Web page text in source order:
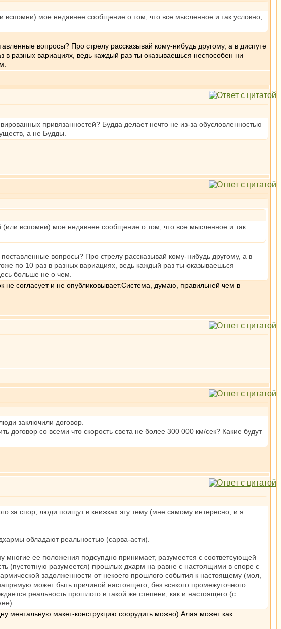
вспомни) мое недавнее сообщение о том, что все мысленное и так условно,
вопросы? Про стрелу рассказывай кому-нибудь другому, а в диспуте
в разных вариациях, ведь каждый раз ты оказываешься неспособен ни
привязанностей? Будда делает нечто не из-за обусловленностью
а не Будды.
(или вспомни) мое недавнее сообщение о том, что все мысленное и так
вопросы? Про стрелу рассказывай кому-нибудь другому, а в
по 10 раз в разных вариациях, ведь каждый раз ты оказываешься
больше не о чем.
согласует и не опубликовывает.Система, думаю, правильней чем в
заключили договор.
со всеми что скорость света не более 300 000 км/сек? Какие будут
за спор, люди поищут в книжках эту тему (мне самому интересно, и я
обладают реальностью (сарва-асти).
многие ее положения подсупдно принимает, разумеется с соответсующей
(пустотную разумеется) прошлых дхарм на равне с настоящими в споре с
задолженности от некоего прошлого события к настоящему (мол,
может быть причиной настоящего, без всякого промежуточного
реальность прошлого в такой же степени, как и настоящего (с
ментальную макет-конструкцию соорудить можно).Алая может как